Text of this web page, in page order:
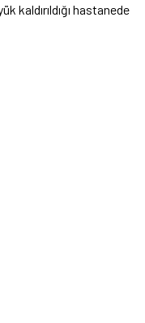
kaldırıldığı hastanede